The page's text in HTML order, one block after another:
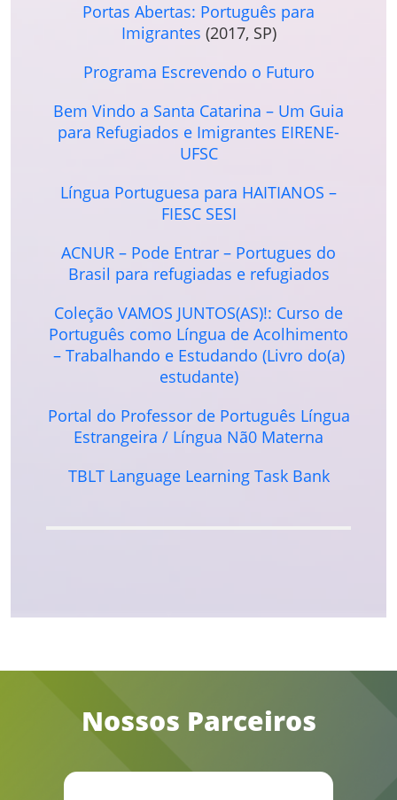
Portas Abertas: Português para
Imigrantes (2017, SP)
Programa Escrevendo o Futuro
Bem Vindo a Santa Catarina – Um Guia
para Refugiados e Imigrantes EIRENE-
UFSC
Língua Portuguesa para HAITIANOS –
FIESC SESI
ACNUR – Pode Entrar – Portugues do
Brasil para refugiadas e refugiados
Coleção VAMOS JUNTOS(AS)!: Curso de
Português como Língua de Acolhimento
– Trabalhando e Estudando (Livro do(a)
estudante)
Portal do Professor de Português Língua
Estrangeira / Língua Nã0 Materna
TBLT Language Learning Task Bank
Nossos Parceiros